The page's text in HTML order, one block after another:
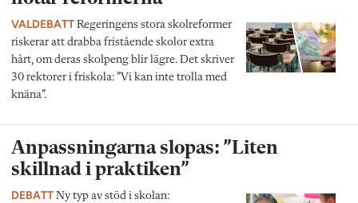
VALDEBATT Regeringens stora skolreformer
riskerar att drabba fristående skolor extra
hårt, om deras skolpeng blir lägre. Det skriver
30 rektorer i friskola: ”Vi kan inte trolla med
knäna”.
Anpassningarna slopas: ”Liten
skillnad i praktiken”
DEBATT Ny typ av stöd i skolan: